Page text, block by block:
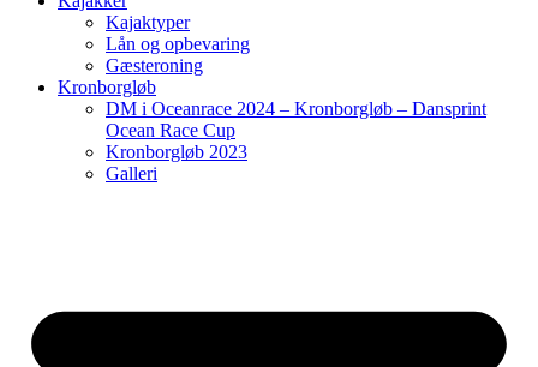
Kajaktyper
Lån og opbevaring
Gæsteroning
Kronborgløb
DM i Oceanrace 2024 – Kronborgløb – Dansprint
Ocean Race Cup
Kronborgløb 2023
Galleri